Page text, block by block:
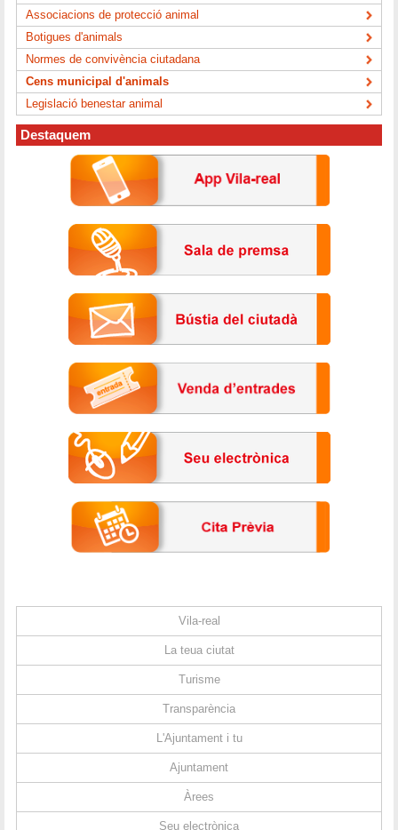
Associacions de protecció animal
Botigues d'animals
Normes de convivència ciutadana
Cens municipal d'animals
Legislació benestar animal
Destaquem
Vila-real
La teua ciutat
Turisme
Transparència
L'Ajuntament i tu
Ajuntament
Àrees
Seu electrònica